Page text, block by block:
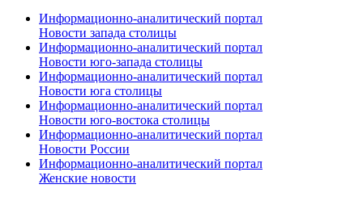
Информационно-аналитический портал
Новости запада столицы
Информационно-аналитический портал
Новости юго-запада столицы
Информационно-аналитический портал
Новости юга столицы
Информационно-аналитический портал
Новости юго-востока столицы
Информационно-аналитический портал
Новости России
Информационно-аналитический портал
Женские новости